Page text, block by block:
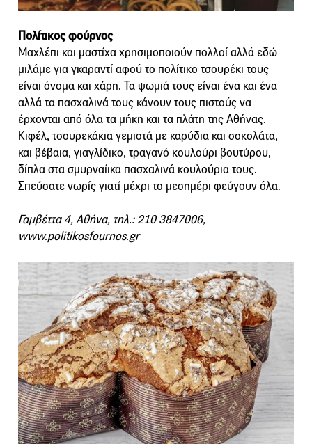
Πολίτικος φούρνος
Μαχλέπι και μαστίχα χρησιμοποιούν πολλοί αλλά εδώ
μιλάμε για γκαραντί αφού το πολίτικο τσουρέκι τους
είναι όνομα και χάρη. Τα ψωμιά τους είναι ένα και ένα
αλλά τα πασχαλινά τους κάνουν τους πιστούς να
έρχονται από όλα τα μήκη και τα πλάτη της Αθήνας.
Κιφέλ, τσουρεκάκια γεμιστά με καρύδια και σοκολάτα,
και βέβαια, γιαγλίδικο, τραγανό κουλούρι βουτύρου,
δίπλα στα σμυρναίικα πασχαλινά κουλούρια τους.
Σπεύσατε νωρίς γιατί μέχρι το μεσημέρι φεύγουν όλα.
Γαμβέττα 4, Αθήνα, τηλ.: 210 3847006,
www.politikosfournos.gr